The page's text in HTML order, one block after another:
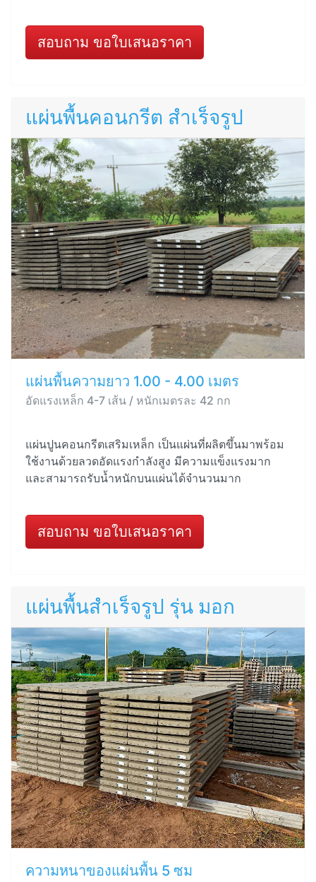
สอบถาม ขอใบเสนอราคา
แผ่นพื้นคอนกรีต สำเร็จรูป
แผ่นพื้นความยาว 1.00 - 4.00 เมตร
อัดแรงเหล็ก 4-7 เส้น / หนักเมตรละ 42 กก
แผ่นปูนคอนกรีตเสริมเหล็ก เป็นแผ่นที่ผลิตขึ้นมาพร้อม
ใช้งานด้วยลวดอัดแรงกำลังสูง มีความแข็งแรงมาก
และสามารถรับน้ำหนักบนแผ่นได้จำนวนมาก
สอบถาม ขอใบเสนอราคา
แผ่นพื้นสำเร็จรูป รุ่น มอก
ความหนาของแผ่นพื้น 5 ซม